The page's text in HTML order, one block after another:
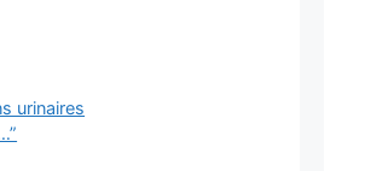
urinaires